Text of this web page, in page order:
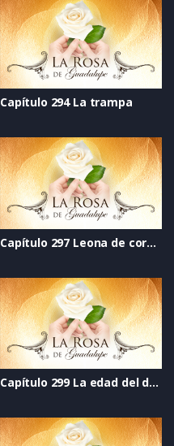
Capítulo 294 La trampa
Capítulo 297 Leona de corazón
Capítulo 299 La edad del deseo